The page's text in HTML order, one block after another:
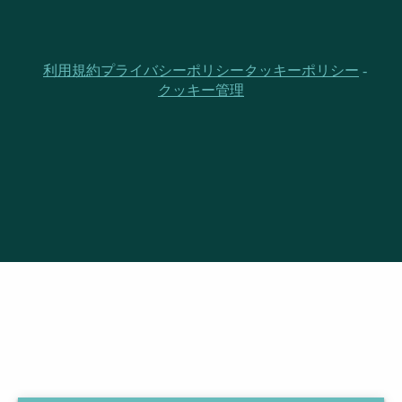
利用規約プライバシーポリシークッキーポリシー
クッキー管理